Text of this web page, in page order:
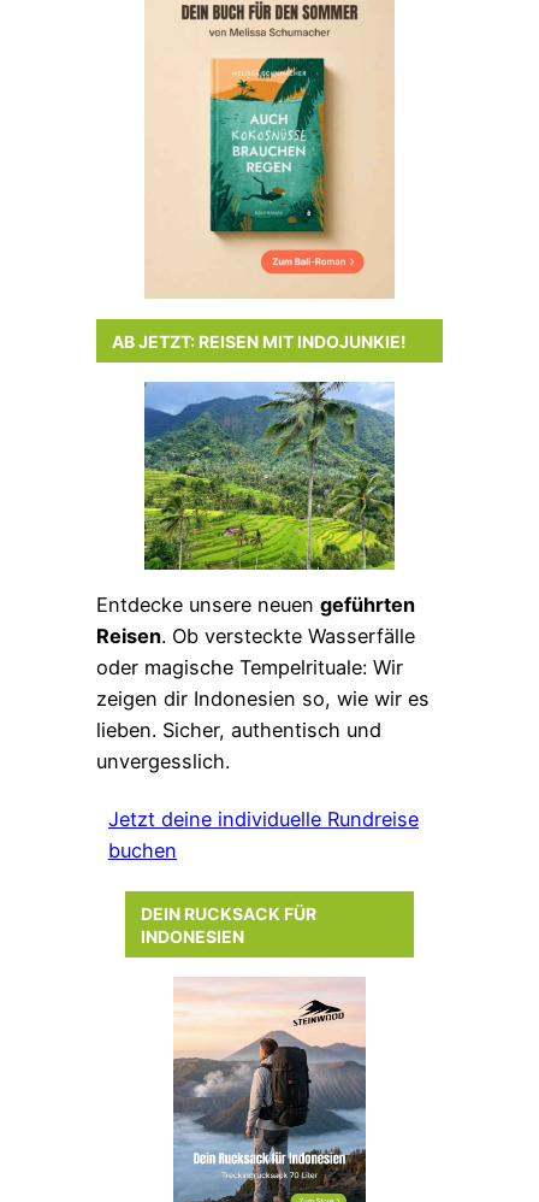
AB JETZT: REISEN MIT INDOJUNKIE!
Entdecke unsere neuen geführten
Reisen. Ob versteckte Wasserfälle
oder magische Tempelrituale: Wir
zeigen dir Indonesien so, wie wir es
lieben. Sicher, authentisch und
unvergesslich.
Jetzt deine individuelle Rundreise
buchen
DEIN RUCKSACK FÜR
INDONESIEN